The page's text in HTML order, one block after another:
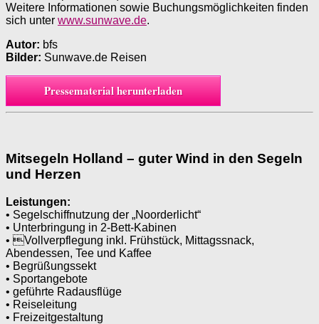
Weitere Informationen sowie Buchungsmöglichkeiten finden
sich unter www.sunwave.de.
Autor: bfs
Bilder: Sunwave.de Reisen
Pressematerial herunterladen
Mitsegeln Holland – guter Wind in den Segeln
und Herzen
Leistungen:
• Segelschiffnutzung der „Noorderlicht“
• Unterbringung in 2-Bett-Kabinen
• Vollverpflegung inkl. Frühstück, Mittagssnack,
Abendessen, Tee und Kaffee
• Begrüßungssekt
• Sportangebote
• geführte Radausflüge
• Reiseleitung
• Freizeitgestaltung